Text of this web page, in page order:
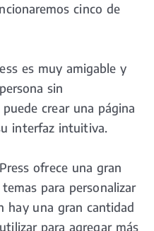
cinco de
es muy amigable y
sin
crear una página
interfaz intuitiva.
ofrece una gran
para personalizar
hay una gran cantidad
para agregar más